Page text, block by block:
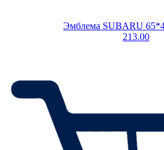
Эмблема SUBARU
213.00